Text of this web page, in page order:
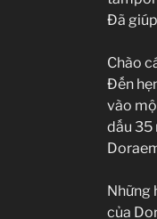
Đã
Chào
Đến
vào
dấu 35
Những
của